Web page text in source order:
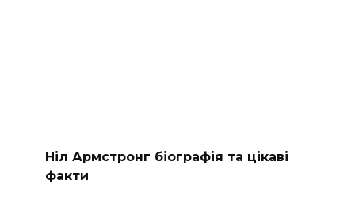
Ніл Армстронг біографія та цікаві
факти